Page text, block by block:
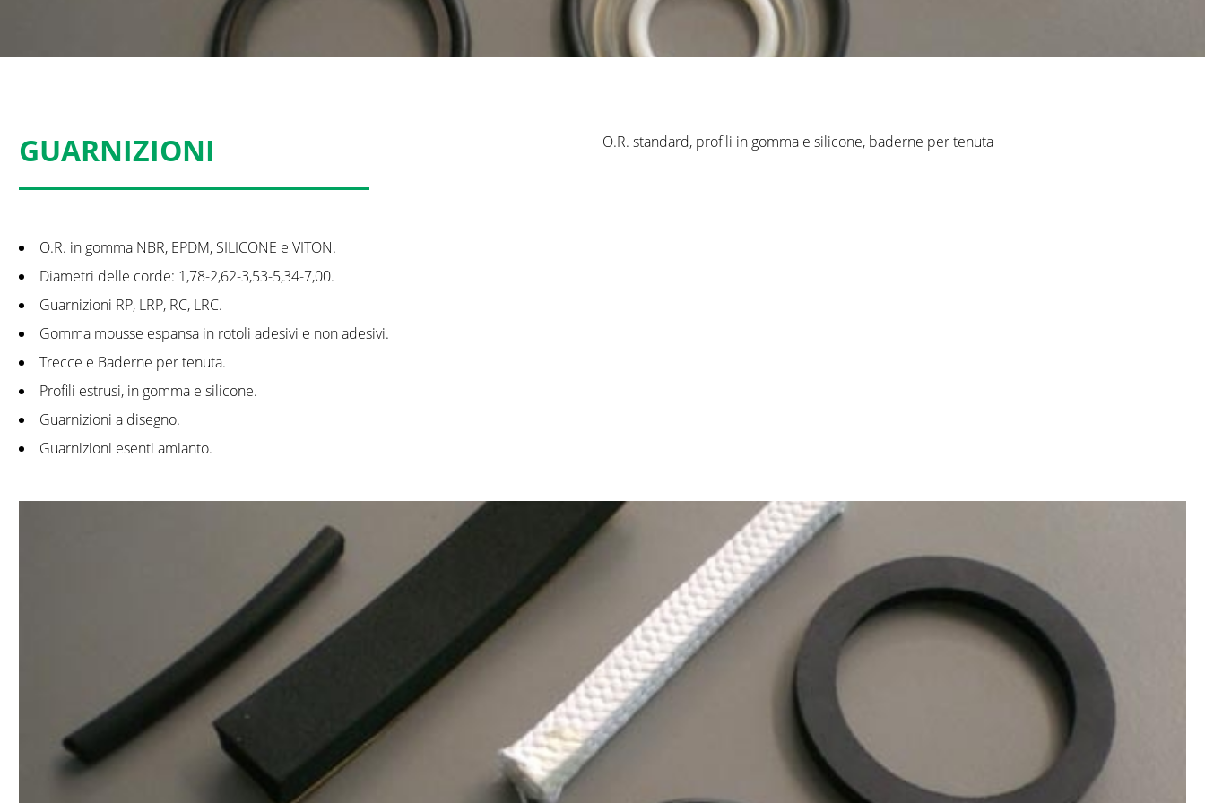
GUARNIZIONI O.R. standard, profili in gomma e silicone, baderne per tenuta
O.R. in gomma NBR, EPDM, SILICONE e VITON.
Diametri delle corde: 1,78-2,62-3,53-5,34-7,00.
Guarnizioni RP, LRP, RC, LRC.
Gomma mousse espansa in rotoli adesivi e non adesivi.
Trecce e Baderne per tenuta.
Profili estrusi, in gomma e silicone.
Guarnizioni a disegno.
Guarnizioni esenti amianto.